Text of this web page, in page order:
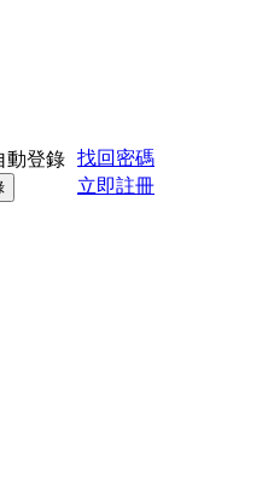
動登錄 找回密碼
立即註冊